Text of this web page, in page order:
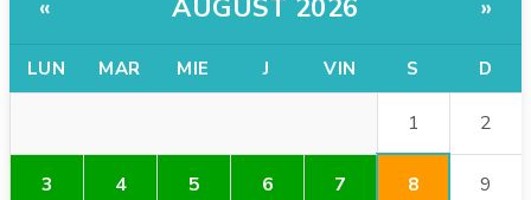
« AUGUST 2026 »
LUN MAR MIE J VIN S D
1 2
3 4 5 6 7 8 9